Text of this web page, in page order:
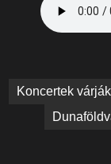
Bejegyzés
navigáció
Koncertek